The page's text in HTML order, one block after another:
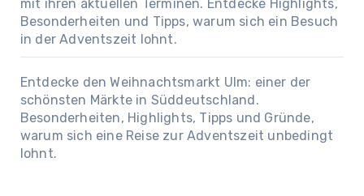
mit ihren aktuellen Terminen. Entdecke Highlights,
Besonderheiten und Tipps, warum sich ein Besuch
in der Adventszeit lohnt.
Entdecke den Weihnachtsmarkt Ulm: einer der
schönsten Märkte in Süddeutschland.
Besonderheiten, Highlights, Tipps und Gründe,
warum sich eine Reise zur Adventszeit unbedingt
lohnt.